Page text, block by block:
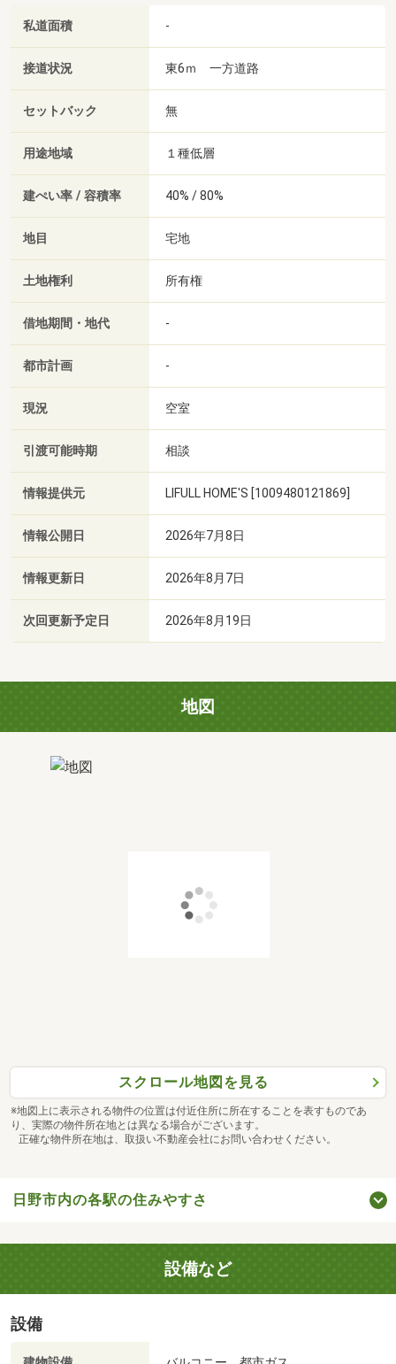
私道面積 -
接道状況 東6ｍ 一方道路
セットバック 無
用途地域 １種低層
建ぺい率 / 容積率 40% / 80%
地目 宅地
土地権利 所有権
借地期間・地代 -
都市計画 -
現況 空室
引渡可能時期 相談
情報提供元 LIFULL HOME'S [1009480121869]
情報公開日 2026年7月8日
情報更新日 2026年8月7日
次回更新予定日 2026年8月19日
地図
スクロール地図を見る
※地図上に表示される物件の位置は付近住所に所在することを表すものであ
り、実際の物件所在地とは異なる場合がございます。
正確な物件所在地は、取扱い不動産会社にお問い合わせください。
日野市内の各駅の住みやすさ
設備など
設備